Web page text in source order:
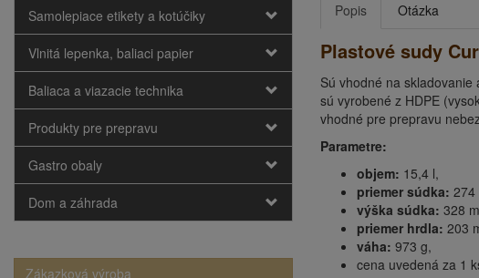
Samolepiace etikety a kotúčiky
Vlnitá lepenka, baliaci papier
Baliaca a viazacie technika
Produkty pre prepravu
Gastro obaly
Dom a záhrada
Zákazková výroba
Popis Otázka
Plastové sudy
Sú vhodné na
sú vyrobené z HDPE
vhodné pre prepravu
Parametre:
objem: 15,4 l,
priemer súdka: 274
výška súdka: 328
priemer hrdla: 203
váha: 973 g,
cena uvedená za 1